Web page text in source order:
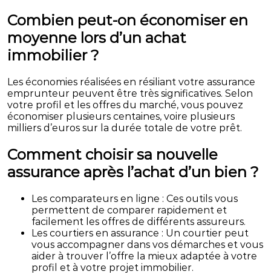
Combien peut-on économiser en
moyenne lors d’un achat
immobilier ?
Les économies réalisées en résiliant votre assurance
emprunteur peuvent être très significatives. Selon
votre profil et les offres du marché, vous pouvez
économiser plusieurs centaines, voire plusieurs
milliers d’euros sur la durée totale de votre prêt.
Comment choisir sa nouvelle
assurance après l’achat d’un bien ?
Les comparateurs en ligne : Ces outils vous
permettent de comparer rapidement et
facilement les offres de différents assureurs.
Les courtiers en assurance : Un courtier peut
vous accompagner dans vos démarches et vous
aider à trouver l’offre la mieux adaptée à votre
profil et à votre projet immobilier.